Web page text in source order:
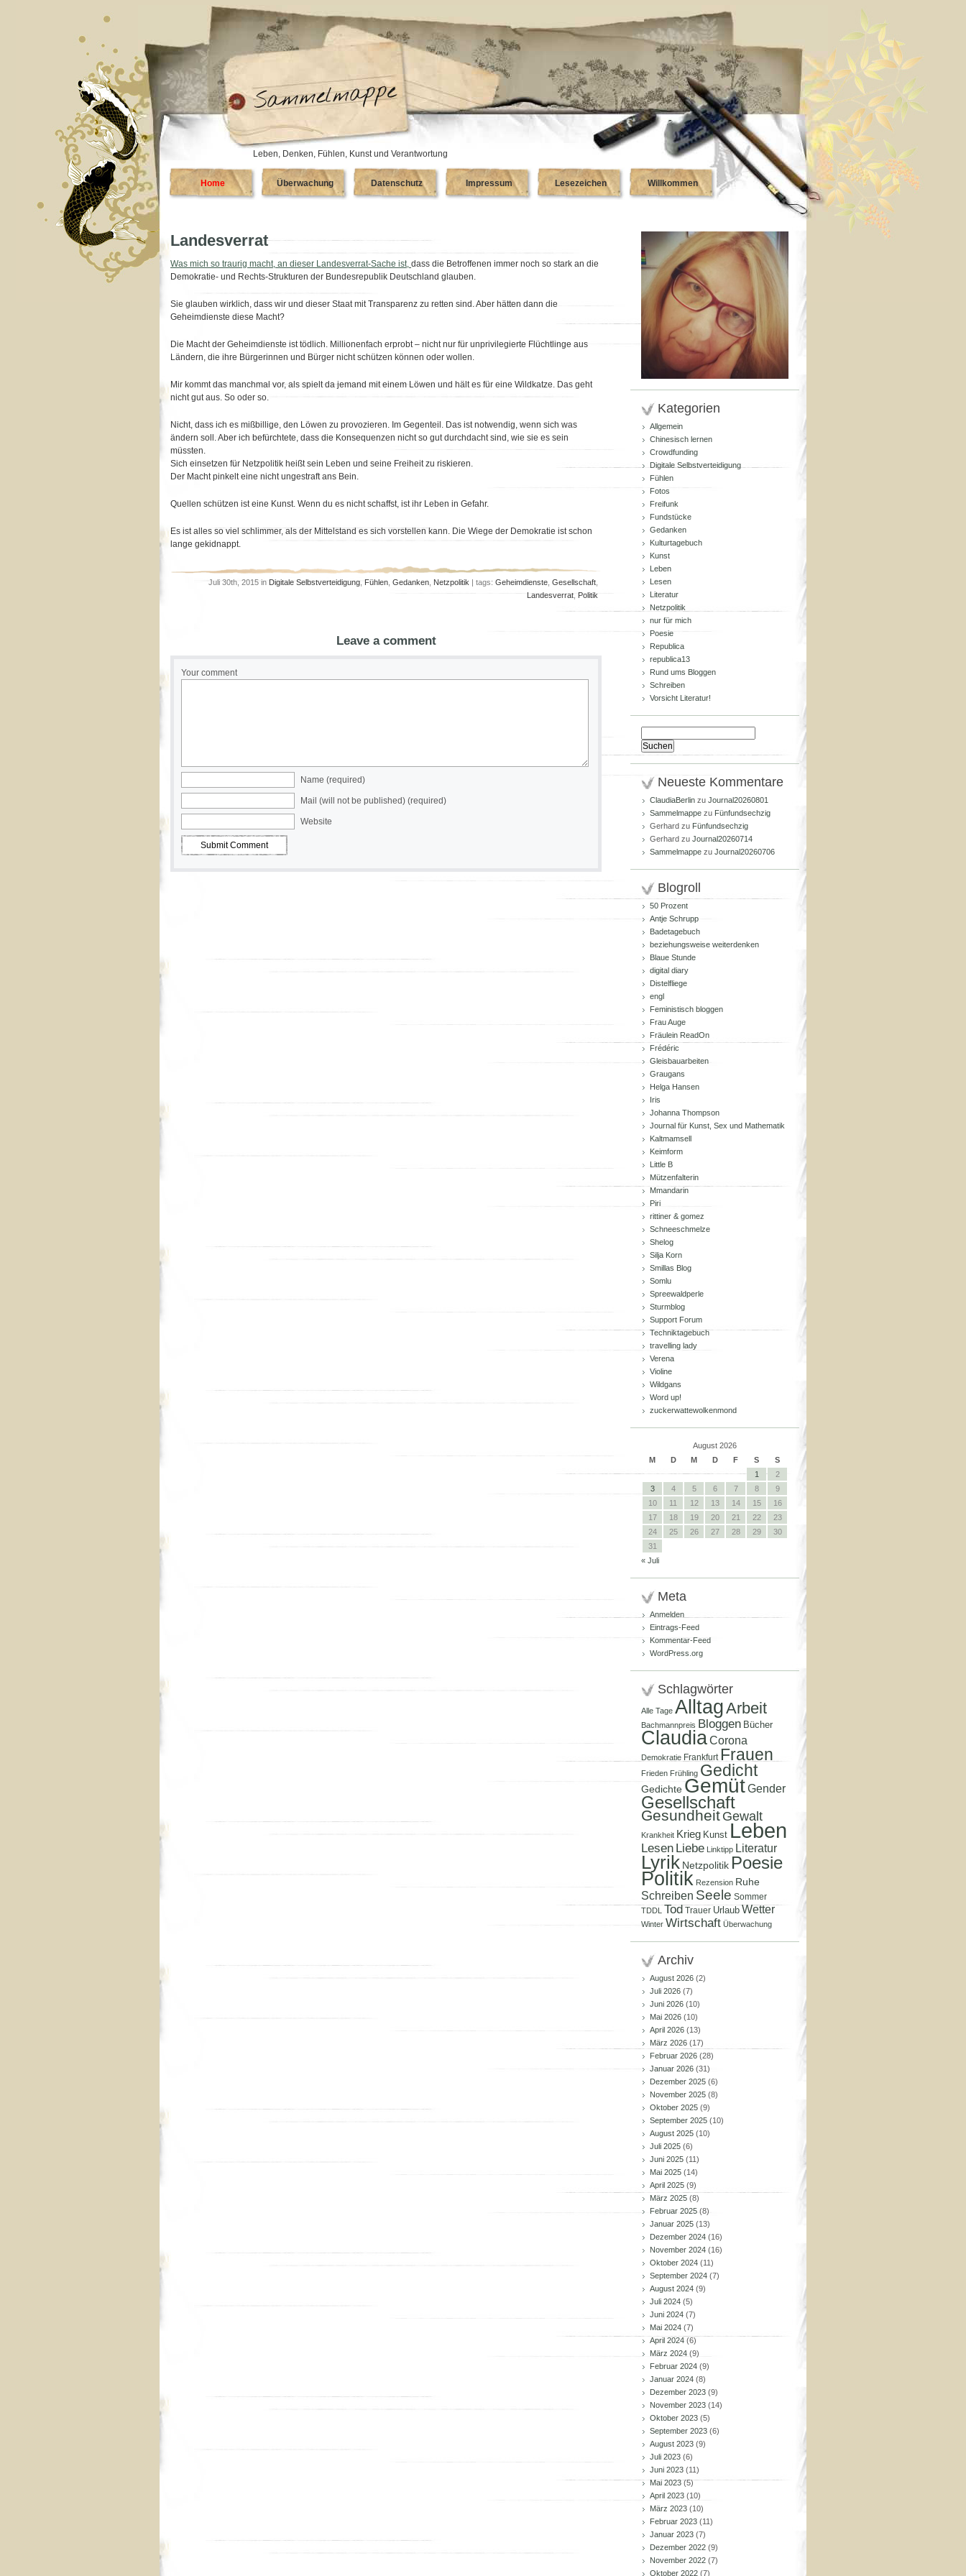
Leben, Denken, Fühlen, Kunst und Verantwortung
Home Überwachung Datenschutz Impressum Lesezeichen Willkommen
Landesverrat
Was mich so traurig macht, an dieser Landesverrat-Sache ist, dass die Betroffenen immer noch so stark an die
Demokratie- und Rechts-Strukturen der Bundesrepublik Deutschland glauben.
Sie glauben wirklich, dass wir und dieser Staat mit Transparenz zu retten sind. Aber hätten dann die
Geheimdienste diese Macht?
Die Macht der Geheimdienste ist tödlich. Millionenfach erprobt – nicht nur für unprivilegierte Flüchtlinge aus
Ländern, die ihre Bürgerinnen und Bürger nicht schützen können oder wollen.
Mir kommt das manchmal vor, als spielt da jemand mit einem Löwen und hält es für eine Wildkatze. Das geht
nicht gut aus. So oder so.
Nicht, dass ich es mißbillige, den Löwen zu provozieren. Im Gegenteil. Das ist notwendig, wenn sich was
ändern soll. Aber ich befürchtete, dass die Konsequenzen nicht so gut durchdacht sind, wie sie es sein
müssten.
Sich einsetzen für Netzpolitik heißt sein Leben und seine Freiheit zu riskieren.
Der Macht pinkelt eine nicht ungestraft ans Bein.
Quellen schützen ist eine Kunst. Wenn du es nicht schaffst, ist ihr Leben in Gefahr.
Es ist alles so viel schlimmer, als der Mittelstand es sich vorstellen kann. Die Wiege der Demokratie ist schon
lange gekidnappt.
Juli 30th, 2015 in Digitale Selbstverteidigung Fühlen Gedanken Netzpolitik | tags: Geheimdienste Gesellschaft
Landesverrat Politik
Leave a comment
Your comment
Name (required)
Mail (will not be published) (required)
Website
Kategorien
Allgemein
Chinesisch lernen
Crowdfunding
Digitale Selbstverteidigung
Fühlen
Fotos
Freifunk
Fundstücke
Gedanken
Kulturtagebuch
Kunst
Leben
Lesen
Literatur
Netzpolitik
nur für mich
Poesie
Republica
republica13
Rund ums Bloggen
Schreiben
Vorsicht Literatur!
nach:
Neueste Kommentare
ClaudiaBerlin zu Journal20260801
Sammelmappe zu Fünfundsechzig
Gerhard zu Fünfundsechzig
Gerhard zu Journal20260714
Sammelmappe zu Journal20260706
Blogroll
50 Prozent
Antje Schrupp
Badetagebuch
beziehungsweise weiterdenken
Blaue Stunde
digital diary
Distelfliege
engl
Feministisch bloggen
Frau Auge
Fräulein ReadOn
Frédéric
Gleisbauarbeiten
Graugans
Helga Hansen
Iris
Johanna Thompson
Journal für Kunst, Sex und Mathematik
Kaltmamsell
Keimform
Little B
Mützenfalterin
Mmandarin
Piri
rittiner & gomez
Schneeschmelze
Shelog
Silja Korn
Smillas Blog
Somlu
Spreewaldperle
Sturmblog
Support Forum
Techniktagebuch
travelling lady
Verena
Violine
Wildgans
Word up!
zuckerwattewolkenmond
August 2026
M
D M D F S
S
1
2
3
4 5 6 7 8
9
10
11 12 13 14 15
16
17
18 19 20 21 22
23
24
25 26 27 28 29
30
31
« Juli
Meta
Anmelden
Eintrags-Feed
Kommentar-Feed
WordPress.org
Schlagwörter
Alle Tage AlltagArbeit
Bachmannpreis Bloggen Bücher
ClaudiaCorona
Demokratie Frankfurt Frauen
Frieden Frühling Gedicht
Gedichte GemütGender
Gesellschaft
Gesundheit Gewalt
Krankheit Krieg Kunst Leben
Lesen Liebe Linktipp Literatur
Lyrik Netzpolitik Poesie
Politik Rezension Ruhe
Schreiben Seele Sommer
TDDL Tod Trauer Urlaub Wetter
Winter Wirtschaft Überwachung
Archiv
August 2026 (2)
Juli 2026 (7)
Juni 2026 (10)
Mai 2026 (10)
April 2026 (13)
März 2026 (17)
Februar 2026 (28)
Januar 2026 (31)
Dezember 2025 (6)
November 2025 (8)
Oktober 2025 (9)
September 2025 (10)
August 2025 (10)
Juli 2025 (6)
Juni 2025 (11)
Mai 2025 (14)
April 2025 (9)
März 2025 (8)
Februar 2025 (8)
Januar 2025 (13)
Dezember 2024 (16)
November 2024 (16)
Oktober 2024 (11)
September 2024 (7)
August 2024 (9)
Juli 2024 (5)
Juni 2024 (7)
Mai 2024 (7)
April 2024 (6)
März 2024 (9)
Februar 2024 (9)
Januar 2024 (8)
Dezember 2023 (9)
November 2023 (14)
Oktober 2023 (5)
September 2023 (6)
August 2023 (9)
Juli 2023 (6)
Juni 2023 (11)
Mai 2023(5)
April 2023 (10)
März 2023 (10)
Februar 2023 (11)
Januar 2023 (7)
Dezember 2022 (9)
November 2022 (7)
Oktober 2022 (7)